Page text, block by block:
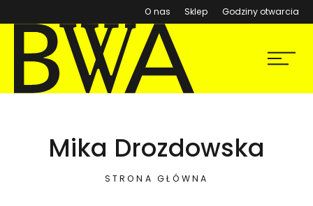
O nas Sklep (otwiera się w nowym
Godziny otwarcia
BWA Wrocław
Galerie Sztuki Współczesnej
Menu
Mika Drozdowska
STRONA GŁÓWNA